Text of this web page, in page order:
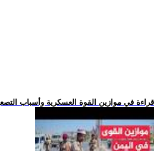
.. قراءة في موازين القوة العسكرية وأسباب